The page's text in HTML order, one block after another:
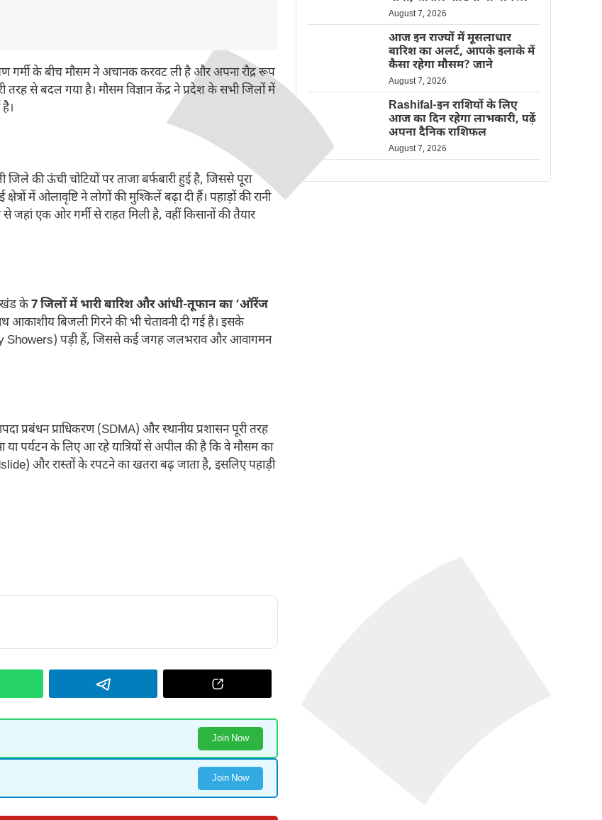
गर्मी के बीच मौसम ने अचानक करवट ली है और अपना रौद्र रूप
से बदल गया है। मौसम विज्ञान केंद्र ने प्रदेश के सभी जिलों में
की ऊंची चोटियों पर ताजा बर्फबारी हुई है, जिससे पूरा
में ओलावृष्टि ने लोगों की मुश्किलें बढ़ा दी हैं। पहाड़ों की रानी
एक ओर गर्मी से राहत मिली है, वहीं किसानों की तैयार
के7 जिलों में भारी बारिश और आंधी-तूफान का ‘ऑरेंज
आकाशीय बिजली गिरने की भी चेतावनी दी गई है। इसके
Showers) पड़ी हैं, जिससे कई जगह जलभराव और आवागमन
प्राधिकरण (SDMA) और स्थानीय प्रशासन पूरी तरह
या पर्यटन के लिए आ रहे यात्रियों से अपील की है कि वे मौसम का
और रास्तों के रपटने का खतरा बढ़ जाता है, इसलिए पहाड़ी
Join Now
Join Now
August 7, 2026
आज इन राज्यों में मूसलाधार
बारिश का अलर्ट, आपके इलाके में
कैसा रहेगा मौसम? जाने
August 7, 2026
Rashifal-इन राशियों के लिए
आज का दिन रहेगा लाभकारी, पढ़ें
अपना दैनिक राशिफल
August 7, 2026